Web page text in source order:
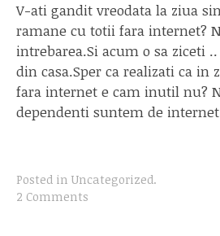
V-ati gandit vreodata la ziua
ramane cu totii fara internet?
intrebarea.Si acum o sa ziceti
din casa.Sper ca realizati ca in
fara internet e cam inutil nu?
dependenti suntem de
Posted in Uncategorized.
2 Comments